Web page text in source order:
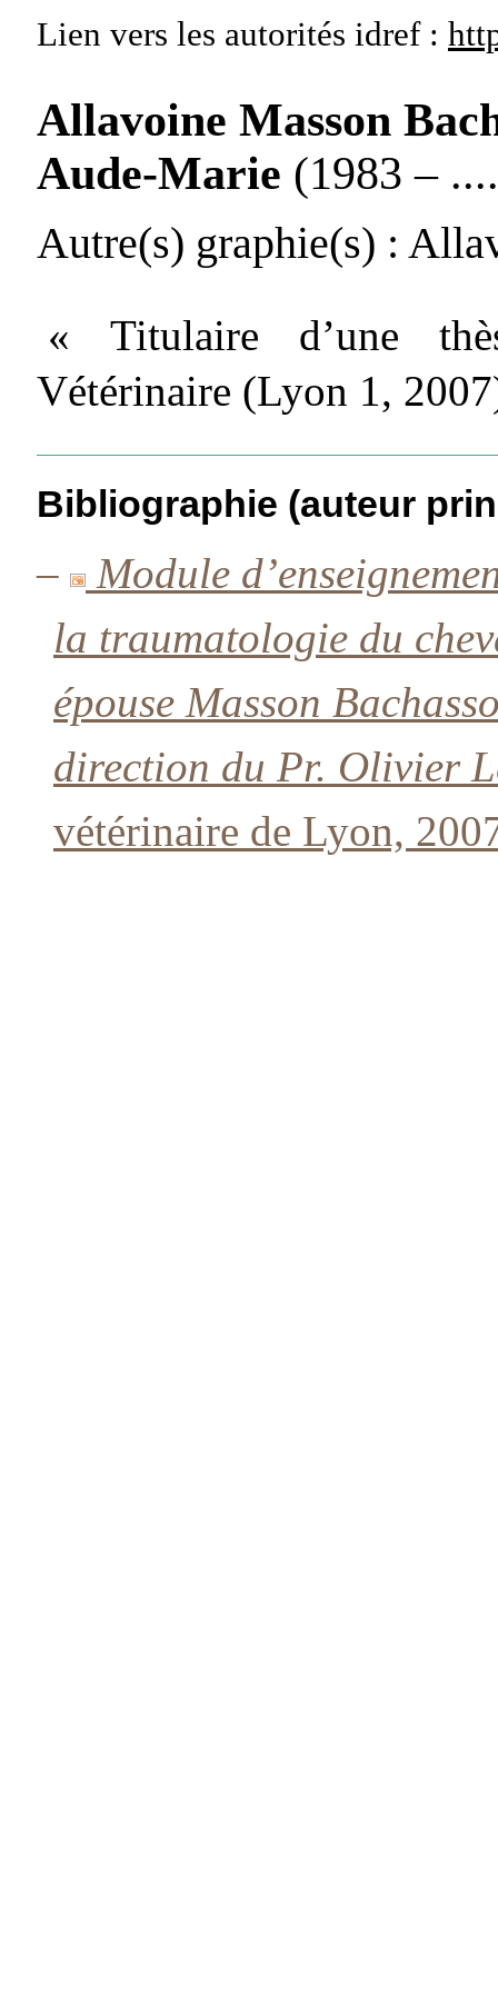
Lien vers les autorités idref :
Allavoine Masson
Aude-Marie (1983 –
Autre(s) graphie(s) :
« Titulaire d’une
Vétérinaire (Lyon 1,
Bibliographie (auteur
–
Module
la traumatologie du
épouse Masson
direction du Pr. Olivier
vétérinaire de Lyon,